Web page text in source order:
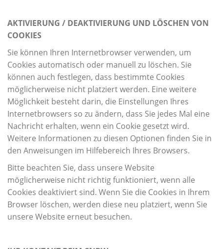
AKTIVIERUNG / DEAKTIVIERUNG UND LÖSCHEN VON
COOKIES
Sie können Ihren Internetbrowser verwenden, um
Cookies automatisch oder manuell zu löschen. Sie
können auch festlegen, dass bestimmte Cookies
möglicherweise nicht platziert werden. Eine weitere
Möglichkeit besteht darin, die Einstellungen Ihres
Internetbrowsers so zu ändern, dass Sie jedes Mal eine
Nachricht erhalten, wenn ein Cookie gesetzt wird.
Weitere Informationen zu diesen Optionen finden Sie in
den Anweisungen im Hilfebereich Ihres Browsers.
Bitte beachten Sie, dass unsere Website
möglicherweise nicht richtig funktioniert, wenn alle
Cookies deaktiviert sind. Wenn Sie die Cookies in Ihrem
Browser löschen, werden diese neu platziert, wenn Sie
unsere Website erneut besuchen.